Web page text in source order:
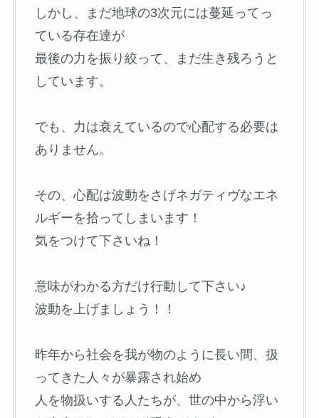
しかし、まだ地球の3次元には蔓延ってっ
ている存在達が
最後の力を振り絞って、まだ生き残ろうと
しています。
でも、力は衰えているので心配する必要は
ありません。
その、心配は波動をさげネガティヴなエネ
ルギーを拾ってしまいます！
気をつけて下さいね！
意味がわかる方だけ行動して下さい♪
波動を上げましょう！！
昨年から社会を我が物のように長い間、扱
ってきた人々が暴露され始め
人を物扱いする人たちが、世の中から浮い